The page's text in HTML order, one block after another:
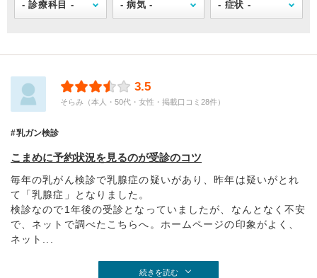
3.5
そらみ（本人・50代・女性・掲載口コミ28件）
乳ガン検診
こまめに予約状況を見るのが受診のコツ
毎年の乳がん検診で乳腺症の疑いがあり、昨年は疑いがとれ
て「乳腺症」となりました。
検診なので1年後の受診となっていましたが、なんとなく不安
で、ネットで調べたこちらへ。ホームページの印象がよく、
ネット...
続きを読む